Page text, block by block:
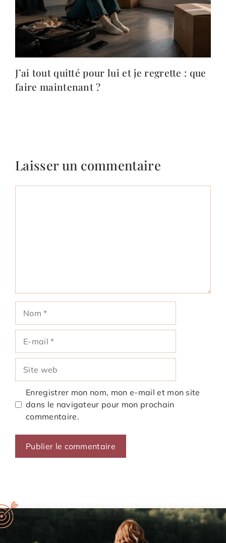
J’ai tout quitté pour lui et je regrette : que
faire maintenant ?
Laisser un commentaire
mail
web
Enregistrer mon nom, mon e-mail et mon site
dans le navigateur pour mon prochain
commentaire.